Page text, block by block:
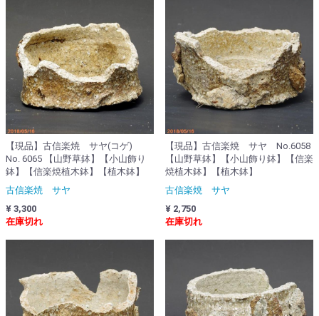
【現品】古信楽焼 サヤ(コゲ)
No. 6065 【山野草鉢】【小山飾り
鉢】【信楽焼植木鉢】【植木鉢】
古信楽焼 サヤ
¥ 3,300
在庫切れ
【現品】古信楽焼 サヤ No.6058
【山野草鉢】【小山飾り鉢】【信楽
焼植木鉢】【植木鉢】
古信楽焼 サヤ
¥ 2,750
在庫切れ